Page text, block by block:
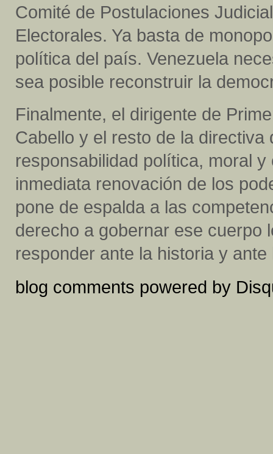
Comité de Postulaciones
Electorales. Ya basta de
política del país. Venezuela
sea posible reconstruir la
Finalmente, el dirigente de
Cabello y el resto de la
responsabilidad política, moral
inmediata renovación de los
pone de espalda a las
derecho a gobernar ese cuerpo
responder ante la historia y ante
blog comments powered by